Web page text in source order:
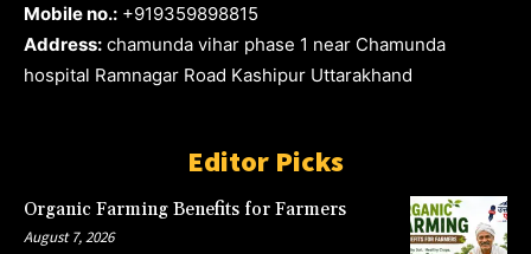
Mobile no.: +919359898815
Address: chamunda vihar phase 1 near Chamunda
hospital Ramnagar Road Kashipur Uttarakhand
Editor Picks
Organic Farming Benefits for Farmers
August 7, 2026